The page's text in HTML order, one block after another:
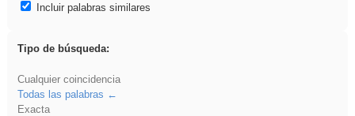
Incluir palabras similares
Tipo de búsqueda:
Cualquier coincidencia
Todas las palabras
Exacta